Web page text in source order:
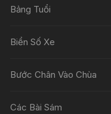
Bảng Tuổi
Biển Số Xe
Bước Chân Vào Chùa
Các Bài Sám